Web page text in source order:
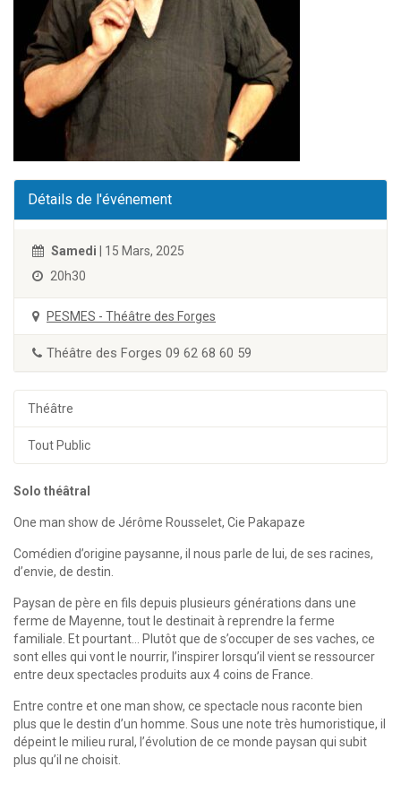
Détails de l'événement
Samedi | 15 Mars, 2025
20h30
PESMES - Théâtre des Forges
Théâtre des Forges 09 62 68 60 59
Théâtre
Tout Public
Solo théâtral
One man show de Jérôme Rousselet, Cie Pakapaze
Comédien d’origine paysanne, il nous parle de lui, de ses racines,
d’envie, de destin.
Paysan de père en fils depuis plusieurs générations dans une
ferme de Mayenne, tout le destinait à reprendre la ferme
familiale. Et pourtant… Plutôt que de s’occuper de ses vaches, ce
sont elles qui vont le nourrir, l’inspirer lorsqu’il vient se ressourcer
entre deux spectacles produits aux 4 coins de France.
Entre contre et one man show, ce spectacle nous raconte bien
plus que le destin d’un homme. Sous une note très humoristique, il
dépeint le milieu rural, l’évolution de ce monde paysan qui subit
plus qu’il ne choisit.